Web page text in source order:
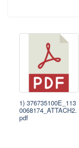
1) 376735100E_113
0068174_ATTACH2.
pdf